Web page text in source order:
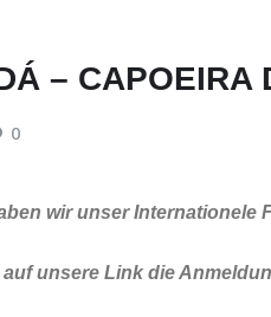
– CAPOEIRA
0
wir unser Internationele
unsere Link die